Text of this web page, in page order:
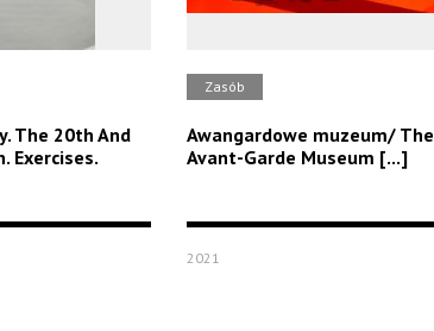
The 20th And
Exercises.
Zasób
Awangardowe muzeum/ The
Avant-Garde Museum [...]
2021